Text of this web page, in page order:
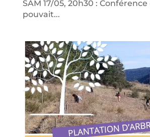
SAM 17/05, 20h30 : Conférence
pouvait...